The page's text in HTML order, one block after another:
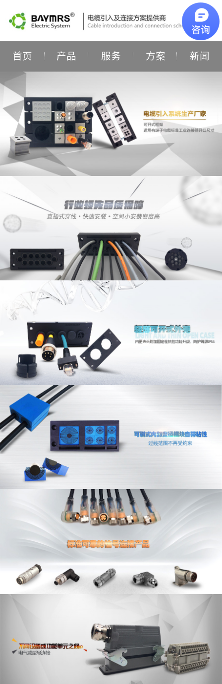
首页 产品 服务 方案 新闻